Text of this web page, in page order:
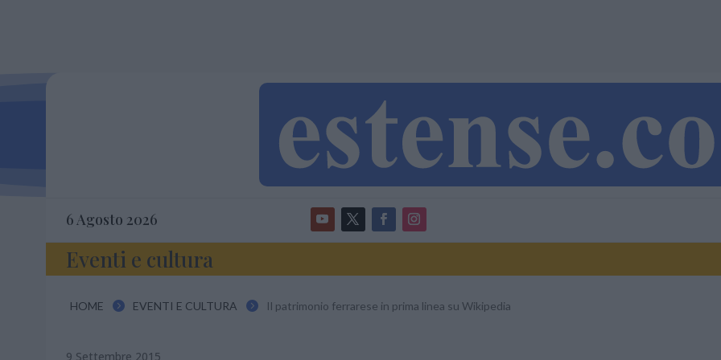
6 Agosto 2026
Eventi e cultura
HOME  EVENTI E CULTURA  Il patrimonio ferrarese in prima linea su Wikipedia
9 Settembre 2015